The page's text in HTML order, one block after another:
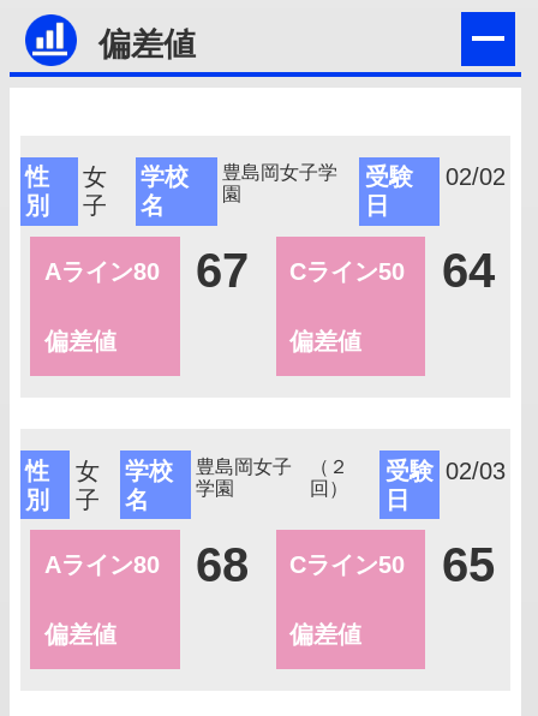
偏差値
性
別
女
子
学校
名
豊島岡女子学
園
受験
日
02/02
Aライン80
偏差値
67 Cライン50
偏差値
64
性
別
女
子
学校
名
豊島岡女子
学園
（２
回）
受験
日
02/03
Aライン80
偏差値
68 Cライン50
偏差値
65